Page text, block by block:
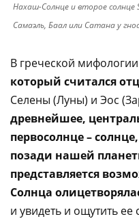
Нахаш-Солнце и второе
Самаэль, Баал или Сатана у
В греческой
который считался
Селены (Луны) и Эос
древнейшее,
первосолнце –
позади нашей
представляется
Солнца
и увидеть и ощутить